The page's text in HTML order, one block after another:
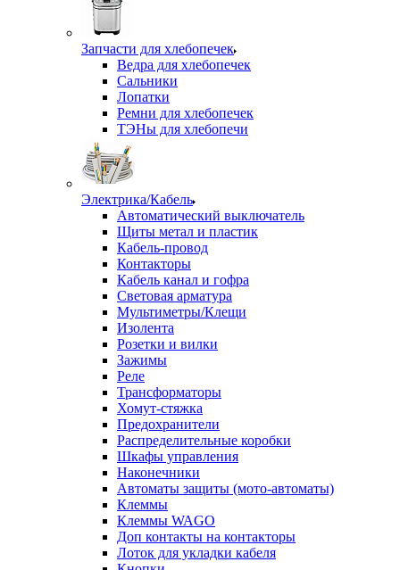
Запчасти для хлебопечек
Ведра для хлебопечек
Сальники
Лопатки
Ремни для хлебопечек
ТЭНы для хлебопечи
Электрика/Кабель
Автоматический выключатель
Щиты метал и пластик
Кабель-провод
Контакторы
Кабель канал и гофра
Световая арматура
Мультиметры/Клещи
Изолента
Розетки и вилки
Зажимы
Реле
Трансформаторы
Хомут-стяжка
Предохранители
Распределительные коробки
Шкафы управления
Наконечники
Автоматы защиты (мото-автоматы)
Клеммы
Клеммы WAGO
Доп контакты на контакторы
Лоток для укладки кабеля